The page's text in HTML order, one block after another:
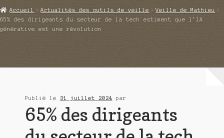
Démos vidéos
Ouvrir
Qui sommes-nous ?
Accueil Actualités des outils de veille
Veille de Mathieu
65% des dirigeants du secteur de la tech estiment que l’IA
générative est une révolution
Publié le 31 juillet 2024 par
65% des dirigeants